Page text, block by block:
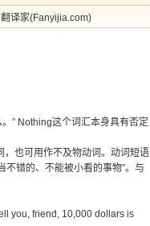
翻译家(Fanyijia.com)
” Nothing这个词汇本身具有否定
也可用作不及物动词。动词短语
不错的、不能被小看的事物”。与
you, friend, 10,000 dollars is